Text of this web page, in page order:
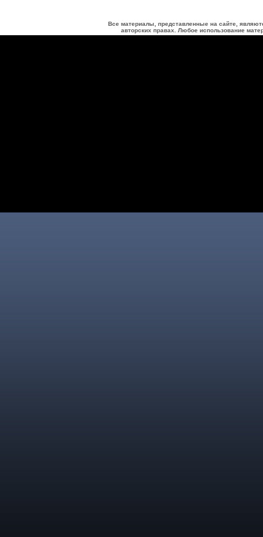
Все материалы, представленные на сайте,
авторских правах. Любое использование